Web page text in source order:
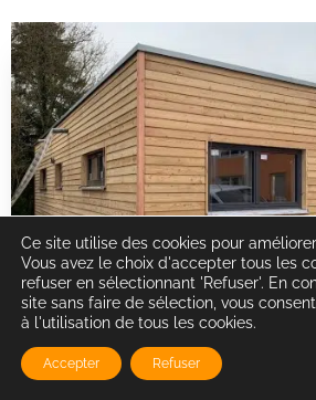
Intervention pour
Ce site utilise des cookies pour
Vous avez le choix d'accepter tous les
refuser en sélectionnant 'Refuser'. En
site sans faire de sélection, vous
à l'utilisation de tous les cookies.
Accepter Refuser